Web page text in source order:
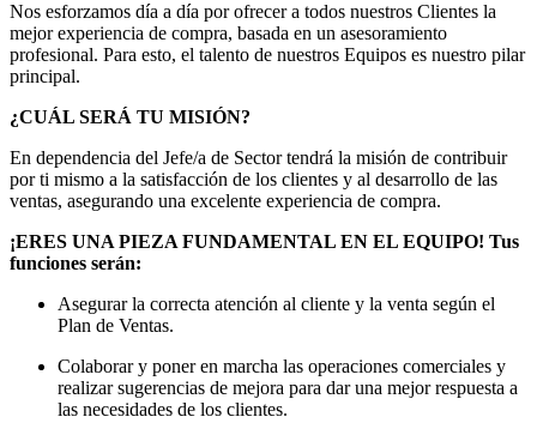
Nos esforzamos día a día por ofrecer a todos nuestros Clientes la
mejor experiencia de compra, basada en un asesoramiento
profesional. Para esto, el talento de nuestros Equipos es nuestro pilar
principal.
¿CUÁL SERÁ TU MISIÓN?
En dependencia del Jefe/a de Sector tendrá la misión de contribuir
por ti mismo a la satisfacción de los clientes y al desarrollo de las
ventas, asegurando una excelente experiencia de compra.
¡ERES UNA PIEZA FUNDAMENTAL EN EL EQUIPO! Tus
funciones serán:
Asegurar la correcta atención al cliente y la venta según el
Plan de Ventas.
Colaborar y poner en marcha las operaciones comerciales y
realizar sugerencias de mejora para dar una mejor respuesta a
las necesidades de los clientes.